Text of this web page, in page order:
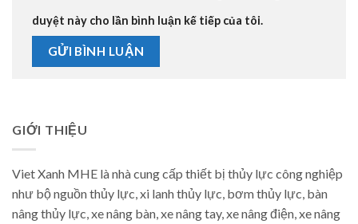
duyệt này cho lần bình luận kế tiếp của tôi.
GIỚI THIỆU
Viet Xanh MHE là nhà cung cấp thiết bị thủy lực công nghiệp
như bộ nguồn thủy lực, xi lanh thủy lực, bơm thủy lực, bàn
nâng thủy lực, xe nâng bàn, xe nâng tay, xe nâng điện, xe nâng